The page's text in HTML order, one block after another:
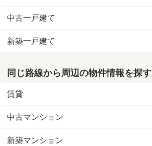
中古一戸建て
新築一戸建て
同じ路線から周辺の物件情報を探す
賃貸
中古マンション
新築マンション